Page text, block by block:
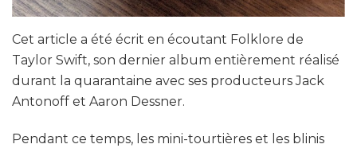
Cet article a été écrit en écoutant Folklore de
Taylor Swift, son dernier album entièrement réalisé
durant la quarantaine avec ses producteurs Jack
Antonoff et Aaron Dessner.
Pendant ce temps, les mini-tourtières et les blinis